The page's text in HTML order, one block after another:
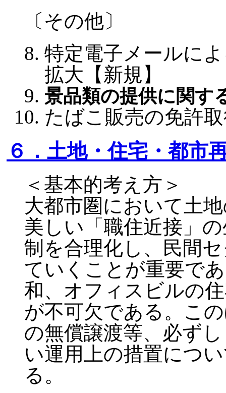
〔その他〕
特定電子メールに
拡大【新規】
景品類の提供に関す
たばこ販売の免許
６．土地・住宅・都市
＜基本的考え方＞
大都市圏において土
美しい「職住近接」
制を合理化し、民間
ていくことが重要で
和、オフィスビルの
が不可欠である。こ
の無償譲渡等、必ず
い運用上の措置につ
る。